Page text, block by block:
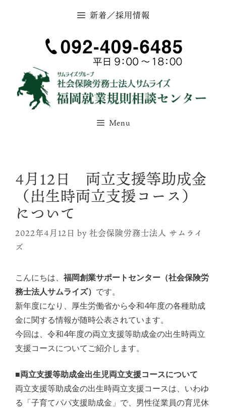
新着／採用情報
Menu
4月12日 両立支援等助成金
（出生時両立支援コース）
について
2022年4月12日 by 社会保険労務士法人 サムライ
ズ
こんにちは、 福岡創業サポートセンター（社会保険労
務士法人サムライズ） です。
新年度になり、厚生労働省から令和4年度の各種助成
金に関する情報が随時公表されています。
今回は、令和4年度の両立支援等助成金の出生時両立
支援コースについてご紹介します。
■両立支援等助成金出生児両立支援コースについて
両立支援等助成金の出生時両立支援コースは、いわゆ
る「子育てパパ支援助成金」で、男性従業員の育児休